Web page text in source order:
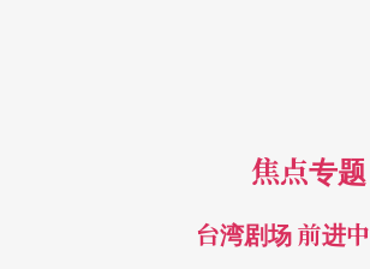
焦点专
台湾剧场 前进